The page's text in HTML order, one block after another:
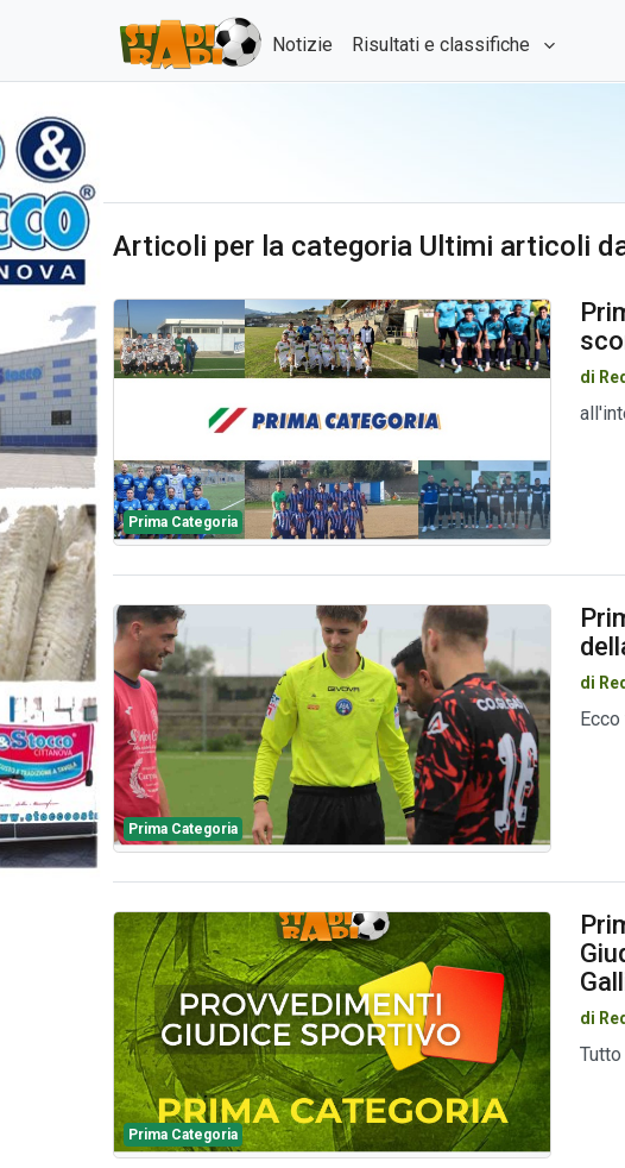
Notizie Risultati e classifiche
Articoli per la categoria Ultimi articoli
Prima Categoria
di
Prima Categoria
di
Prima Categoria
di